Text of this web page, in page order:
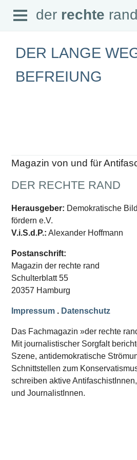
der rechte rand
Abonnement
Downloads
Datenschutz
SCHWERPUNKTE
Schwerpunkte Übersicht
Schwerpunkt AFD-Verbot
Schwerpunkt »Identitäre Bewegung«
Schwerpunkt »Reichsbürger«
Schwerpunkt NPD
Ausgaben Übersicht
Ausgabe 220
Ausgabe 219
Ausgabe 217
Ausgabe 216
Open
Menu
der rechte rand
DER LANGE
BEFREIUNG
Magazin von und für
DER RECHTE RAND
Herausgeber: Demokratische
fördern e.V.
V.i.S.d.P.: Alexander Hoffmann
Postanschrift:
Magazin der rechte rand
Schulterblatt 55
20357 Hamburg
Impressum . Datenschutz
Das Fachmagazin »der rechte
Mit journalistischer Sorgfalt
Szene, antidemokratische
Schnittstellen zum
schreiben aktive
und JournalistInnen.